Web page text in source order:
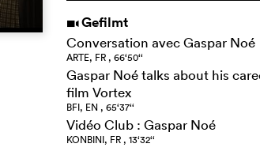
i Gefilmt
Conversation avec Gaspar Noé
ARTE, FR , 66‘50‘‘
Gaspar Noé talks about his
film Vortex
BFI, EN , 65‘37‘‘
Vidéo Club : Gaspar Noé
KONBINI, FR , 13‘32‘‘